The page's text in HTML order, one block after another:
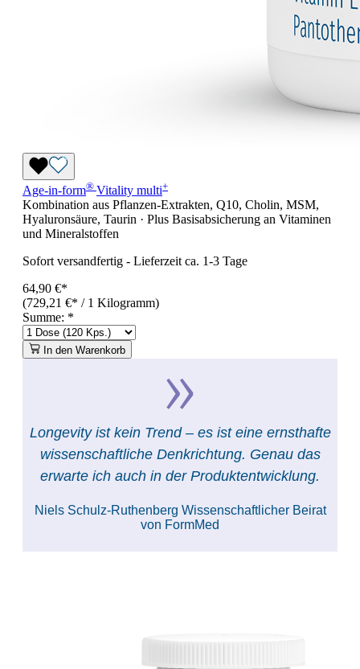
Age-in-form® Vitality multi+
Kombination aus Pflanzen-Extrakten, Q10, Cholin, MSM,
Hyaluronsäure, Taurin · Plus Basisabsicherung an Vitaminen
und Mineralstoffen
Sofort versandfertig - Lieferzeit ca. 1-3 Tage
64,90 €*
(729,21 €* / 1 Kilogramm)
Summe: *
In den Warenkorb
Longevity ist kein Trend – es ist eine ernsthafte
wissenschaftliche Denkrichtung. Genau das
erwarte ich auch in der Produktentwicklung.
Niels Schulz-Ruthenberg Wissenschaftlicher Beirat
von FormMed